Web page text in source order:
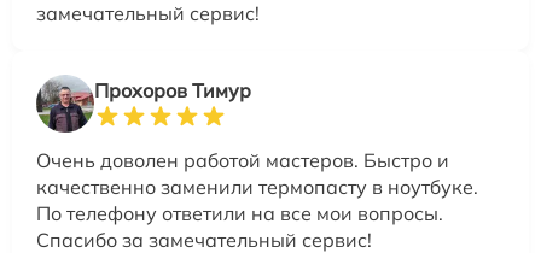
замечательный сервис!
Прохоров Тимур
Очень доволен работой мастеров. Быстро и
качественно заменили термопасту в ноутбуке.
По телефону ответили на все мои вопросы.
Спасибо за замечательный сервис!